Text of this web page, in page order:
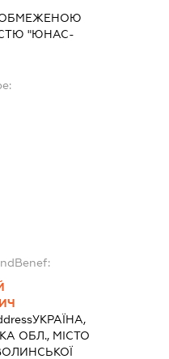
ОБМЕЖЕНОЮ
"ЮНАС-
УКРАЇНА,
ОБЛ., МІСТО